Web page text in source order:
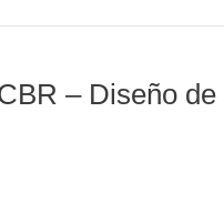
– Diseño de